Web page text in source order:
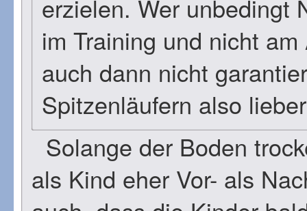
erzielen. Wer unbedingt
im Training und nicht
auch dann nicht
Spitzenläufern also
Solange der Boden
als Kind eher Vor- als